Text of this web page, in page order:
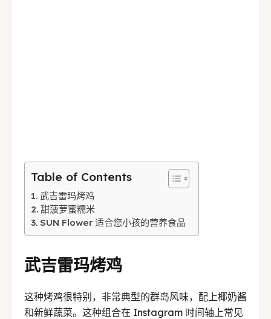
Table of Contents
武吉雷玛烤鸡
甜菠萝蜜糯米
SUN Flower 适合您小孩的营养食品
武吉雷玛烤鸡
这种烤鸡很特别，非常典型的群岛风味，配上椰奶酱
和新鲜蔬菜。这种组合在 Instagram 时间轴上常见